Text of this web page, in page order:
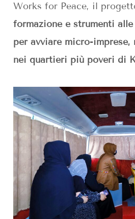
Works for Peace, il
formazione e strumenti
per avviare micro-imprese,
nei quartieri più poveri di